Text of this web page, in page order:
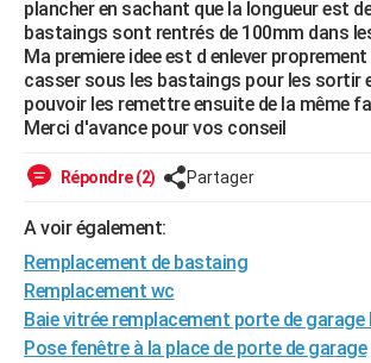
Forum
Aménagement intérieur
Extérieur
Cuisine
Salle de bains
Jardinage
Rangement
WEEK-END
Guides de France
Escapades
Patrimoine
Expositions
Week-end nature
LIFESTYLE
Alimentation
Guide de la santé
Maladies
Médicaments
Sommeil
Destinations
City break
Voyage nature
Voyage de noces
Forum
Climat
+
GUIDES D'ACHAT
BONS PLANS
plancher en sachant que la longueur est
bastaings sont rentrés de 100mm dans
Ma premiere idee est d enlever
casser sous les bastaings pour les sortir
pouvoir les remettre ensuite de la même
Merci d'avance pour vos conseil
Répondre (2) Partager
A voir également:
Remplacement de bastaing
Remplacement wc
Baie vitrée remplacement porte de
Pose fenêtre à la place de porte de garage